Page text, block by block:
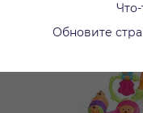
Обновите